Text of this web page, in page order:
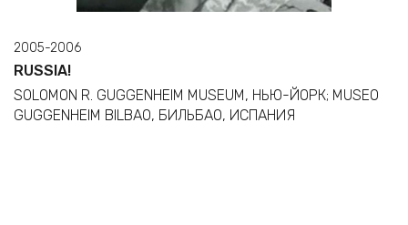
2005-2006
RUSSIA!
SOLOMON R. GUGGENHEIM MUSEUM, НЬЮ-ЙОРК; MUSEO
GUGGENHEIM BILBAO, БИЛЬБАО, ИСПАНИЯ